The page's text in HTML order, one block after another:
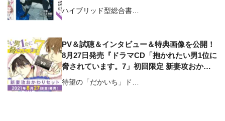
ハイブリッド型総合書…
PV＆試聴＆インタビュー＆特典画像を公開！
8月27日発売『ドラマCD「抱かれたい男1位に
脅されています。7」初回限定 新妻攻おかわ
りセット』
待望の「だかいち」ド…